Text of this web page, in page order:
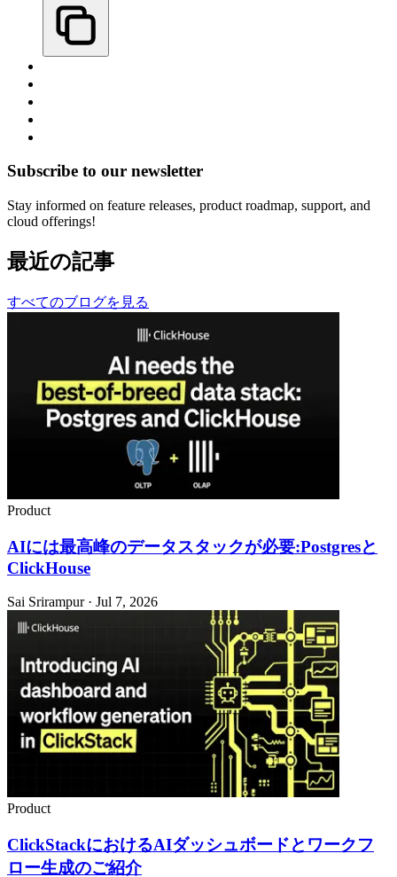
Subscribe to our newsletter
Stay informed on feature releases, product roadmap, support, and
cloud offerings!
最近の記事
すべてのブログを見る
Product
AIには最高峰のデータスタックが必要:Postgresと
ClickHouse
Sai Srirampur · Jul 7, 2026
Product
ClickStackにおけるAIダッシュボードとワークフ
ロー生成のご紹介